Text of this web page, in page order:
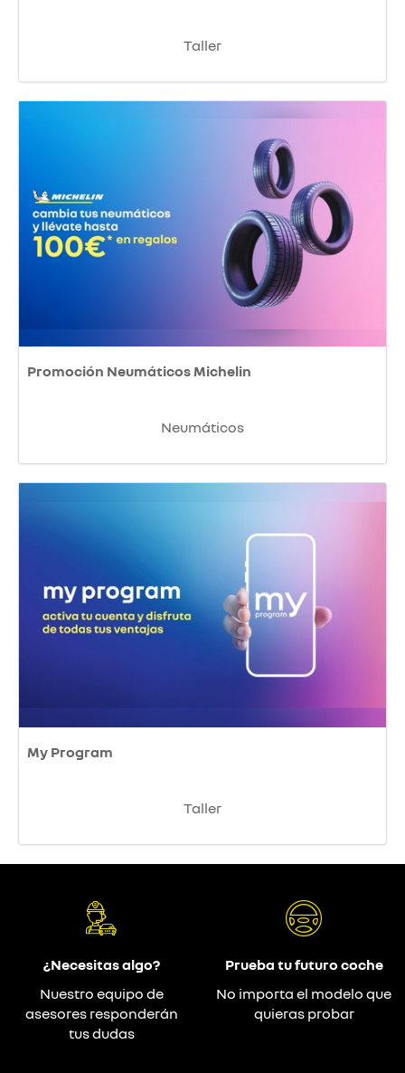
Taller
Promoción Neumáticos Michelin
Neumáticos
My Program
Taller
¿Necesitas algo?
Nuestro equipo de
asesores responderán
tus dudas
Prueba tu futuro coche
No importa el modelo que
quieras probar